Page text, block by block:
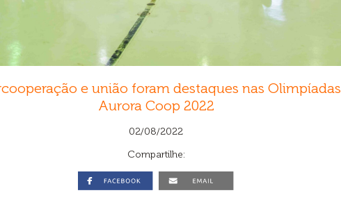
e união foram destaques nas Olimpíadas
Aurora Coop 2022
02/08/2022
Compartilhe: